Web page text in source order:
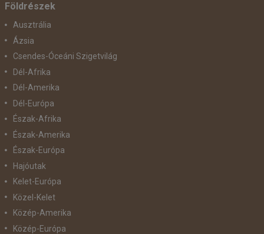
Földrészek
Ausztrália
Ázsia
Csendes-Óceáni Szigetvilág
Dél-Afrika
Dél-Amerika
Dél-Európa
Észak-Afrika
Észak-Amerika
Észak-Európa
Hajóutak
Kelet-Európa
Közel-Kelet
Közép-Amerika
Közép-Európa